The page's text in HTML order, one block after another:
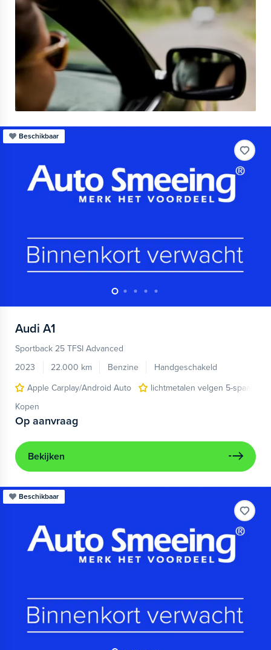
Beschikbaar
Audi A1
Sportback 25 TFSI Advanced
2023
22.000 km Benzine
Handgeschakeld
Apple Carplay/Android Auto
lichtmetalen velgen 5-spaaks
Kopen
Op aanvraag
Bekijken
Beschikbaar